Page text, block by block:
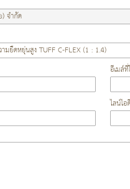
อีเมล์
ไลน์ไ